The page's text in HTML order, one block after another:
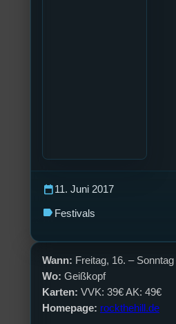
Wann: Freitag, 16. –
Wo: Geißkopf
Karten: VVK: 39€ AK: 49€
Homepage: rockthehill.de
calendar_today11. Juni 2017
label Festivals